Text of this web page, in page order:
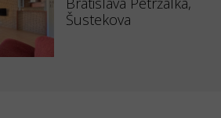
Šustekova